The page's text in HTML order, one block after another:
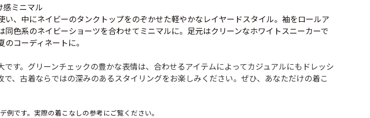
メディア・イベント情報
Youtube 古着屋Rush Out チャンネル
ミニマル
、中にネイビーのタンクトップをのぞかせた軽やかなレイヤードスタイル。袖をロールア
同色系のネイビーショーツを合わせてミニマルに。足元はクリーンなホワイトスニーカーで
コーディネートに。
す。グリーンチェックの豊かな表情は、合わせるアイテムによってカジュアルにもドレッシ
、古着ならではの深みのあるスタイリングをお楽しみください。ぜひ、あなただけの着こ
です。実際の着こなしの参考にご覧ください。